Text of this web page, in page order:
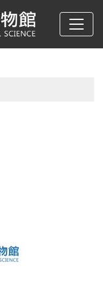
科學